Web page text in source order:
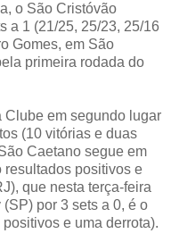
o São Cristóvão
a 1 (21/25, 25/23, 25/16
Gomes, em São
primeira rodada do
Clube em segundo lugar
(10 vitórias e duas
Caetano segue em
resultados positivos e
que nesta terça-feira
por 3 sets a 0, é o
e uma derrota).